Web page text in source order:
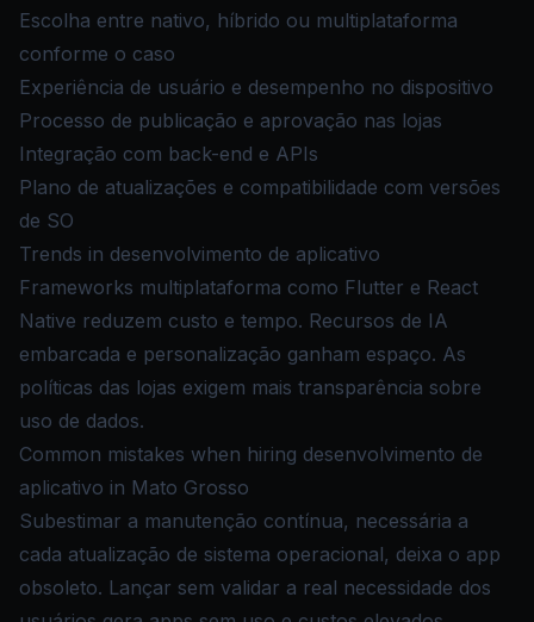
Escolha entre nativo, híbrido ou multiplataforma
conforme o caso
Experiência de usuário e desempenho no dispositivo
Processo de publicação e aprovação nas lojas
Integração com back-end e APIs
Plano de atualizações e compatibilidade com versões
de SO
Trends in desenvolvimento de aplicativo
Frameworks multiplataforma como Flutter e React
Native reduzem custo e tempo. Recursos de IA
embarcada e personalização ganham espaço. As
políticas das lojas exigem mais transparência sobre
uso de dados.
Common mistakes when hiring desenvolvimento de
aplicativo in Mato Grosso
Subestimar a manutenção contínua, necessária a
cada atualização de sistema operacional, deixa o app
obsoleto. Lançar sem validar a real necessidade dos